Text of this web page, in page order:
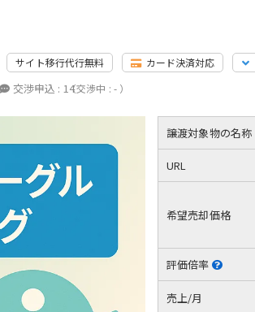
サイト移行代行無料 カード決済対応
交渉申込 : 14
（交渉中 : - ）
譲渡対象物の名称
URL
希望売却価格
評価倍率
売上/月